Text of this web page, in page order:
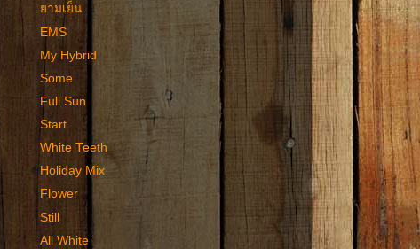
ยามเย็น
EMS
My Hybrid
Some
Full Sun
Start
White Teeth
Holiday Mix
Flower
Still
All White